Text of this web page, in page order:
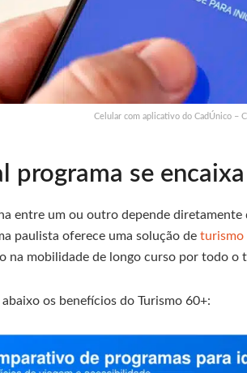
Celular com aplicativo do CadÚnico –
programa se
entre um ou outro depende
paulista oferece uma solução de turismo
na mobilidade de longo curso por todo o
os benefícios do Turismo 60+: